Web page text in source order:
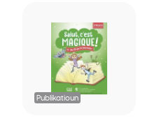
Publikatioun